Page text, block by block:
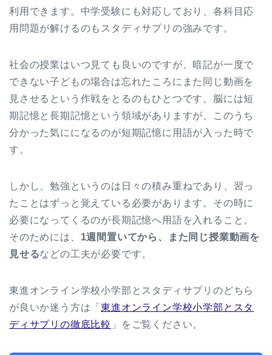
利用できます。中学受験にも対応しており、各科目応
用問題が解けるのもスタディサプリの強みです。
社会の授業はいつ見ても良いのですが、暗記が一度で
できない子どもの場合は忘れたころにまた同じ動画を
見させるという作戦をとるのもひとつです。脳には短
期記憶と長期記憶という領域がありますが、このうち
分かった気にになるのが短期記憶に用語が入った時で
す。
しかし、勉強というのは日々の積み重ねであり、習っ
たことはずっと覚えている必要があります。その時に
必要になってくるのが長期記憶へ用語を入れること。
そのためには、 1週間置いてから、また同じ授業動画を
見せるなどの工夫が必要です。
東進オンライン学校小学部とスタディサプリのどちら
が良いか迷う方は「東進オンライン学校小学部とスタ
ディサプリの徹底比較 」をご覧ください。